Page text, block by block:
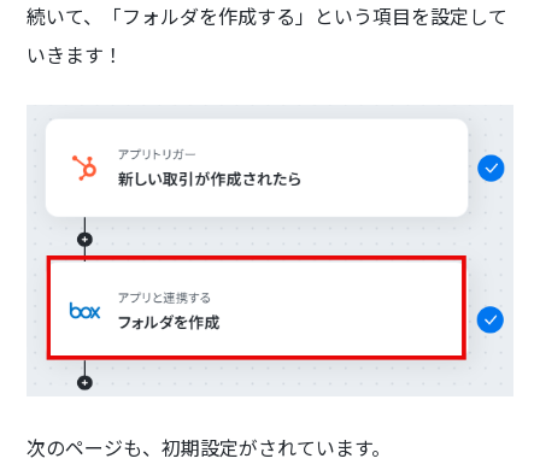
続いて、「フォルダを作成する」という項目を設定して
いきます！
次のページも、初期設定がされています。